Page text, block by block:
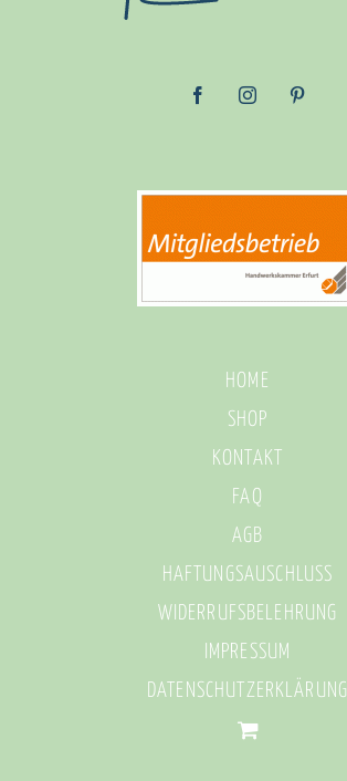
HOME
SHOP
KONTAKT
FAQ
AGB
HAFTUNGSAUSCHLUSS
WIDERRUFSBELEHRUNG
IMPRESSUM
DATENSCHUTZERKLÄRUNG